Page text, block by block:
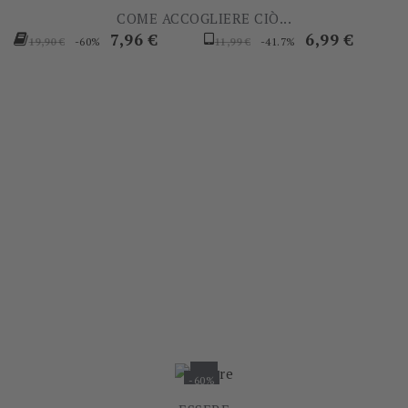
COME ACCOGLIERE CIÒ...
Prezzo
19,90 € -60% Prezzo
7,96 €
Prezzo
11,99 € -41.7% Prezzo
6,99 €
-60%